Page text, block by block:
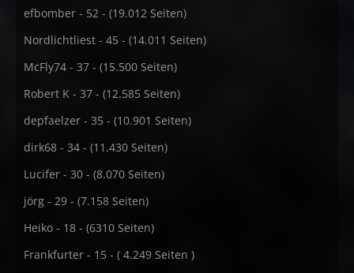
efbomber - 52 - (19.012 Seiten)
Nordlichtliest - 45 - (14.011 Seiten)
McFly74 - 37 - (15.500 Seiten)
Robert K - 37 - (12.585 Seiten)
depfaelzer - 35 - (10.901 Seiten)
dirk68 - 34 - (11.430 Seiten)
Lucifer - 30 - (8.070 Seiten)
jörg - 29 - (7.158 Seiten)
Heiko - 18 - (6310 Seiten)
Frankfurter - 15 - ( 4.249 Seiten )